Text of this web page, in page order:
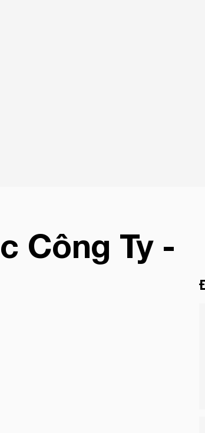
Công Ty -